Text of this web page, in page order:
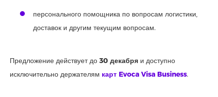
персонального помощника по вопросам логистики,
доставок и другим текущим вопросам.
Предложение действует до 30 декабря и доступно
исключительно держателям карт Evoca Visa Business.